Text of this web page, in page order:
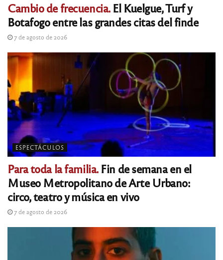
Cambio de frecuencia.El Kuelgue, Turf y
Botafogo entre las grandes citas del finde
7 de agosto de 2026
ESPECTÁCULOS
Para toda la familia.Fin de semana en el
Museo Metropolitano de Arte Urbano:
circo, teatro y música en vivo
7 de agosto de 2026